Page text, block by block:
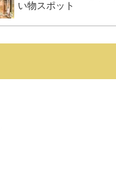
い物スポット